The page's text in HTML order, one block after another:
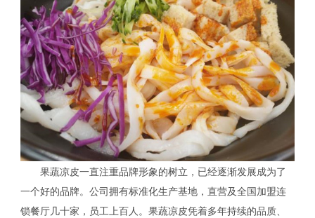
果蔬凉皮一直注重品牌形象的树立，已经逐渐发展成为了
一个好的品牌。公司拥有标准化生产基地，直营及全国加盟连
锁餐厅几十家，员工上百人。果蔬凉皮凭着多年持续的品质、